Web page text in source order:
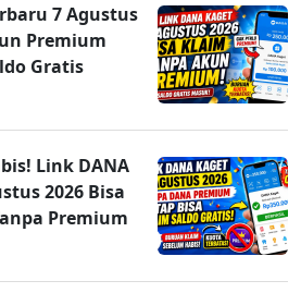
7 Agustus
Premium
Gratis
Link DANA
2026 Bisa
Premium